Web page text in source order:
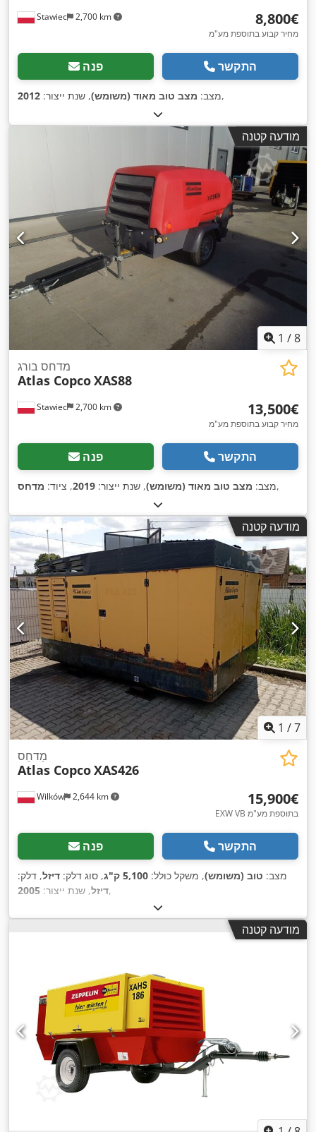
Stawiec 2,700 km ‏8,800 ‏€
מחיר קבוע בתוספת מע"מ
פנה התקשר
מצב: מצב טוב מאוד (משומש), שנת ייצור: 2012 ,
מודעה קטנה
1 /8
Stawiec 2,700 km
מדחס בורג
Atlas CopcoXAS88
‏13,500 ‏€
מחיר קבוע בתוספת מע"מ
פנה התקשר
מצב: מצב טוב מאוד (משומש), שנת ייצור: 2019, ציוד: מדחס ,
מודעה קטנה
1 /7
Wilków 2,644 km
מַדחֵס
Atlas CopcoXAS426
‏15,900 ‏€
EXW VB בתוספת מע"מ
פנה התקשר
מצב: טוב (משומש), משקל כולל: 5,100 ק"ג , סוג דלק: דיזל, דלק:
דיזל, שנת ייצור: 2005 ,
מודעה קטנה